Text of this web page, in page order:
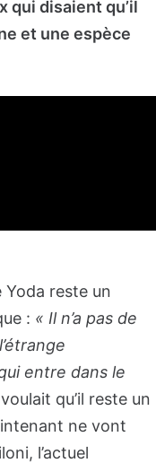
qui disaient qu’il
et une espèce
reste un
: « Il n’a pas de
entre dans le
qu’il reste un
ne vont
l’actuel